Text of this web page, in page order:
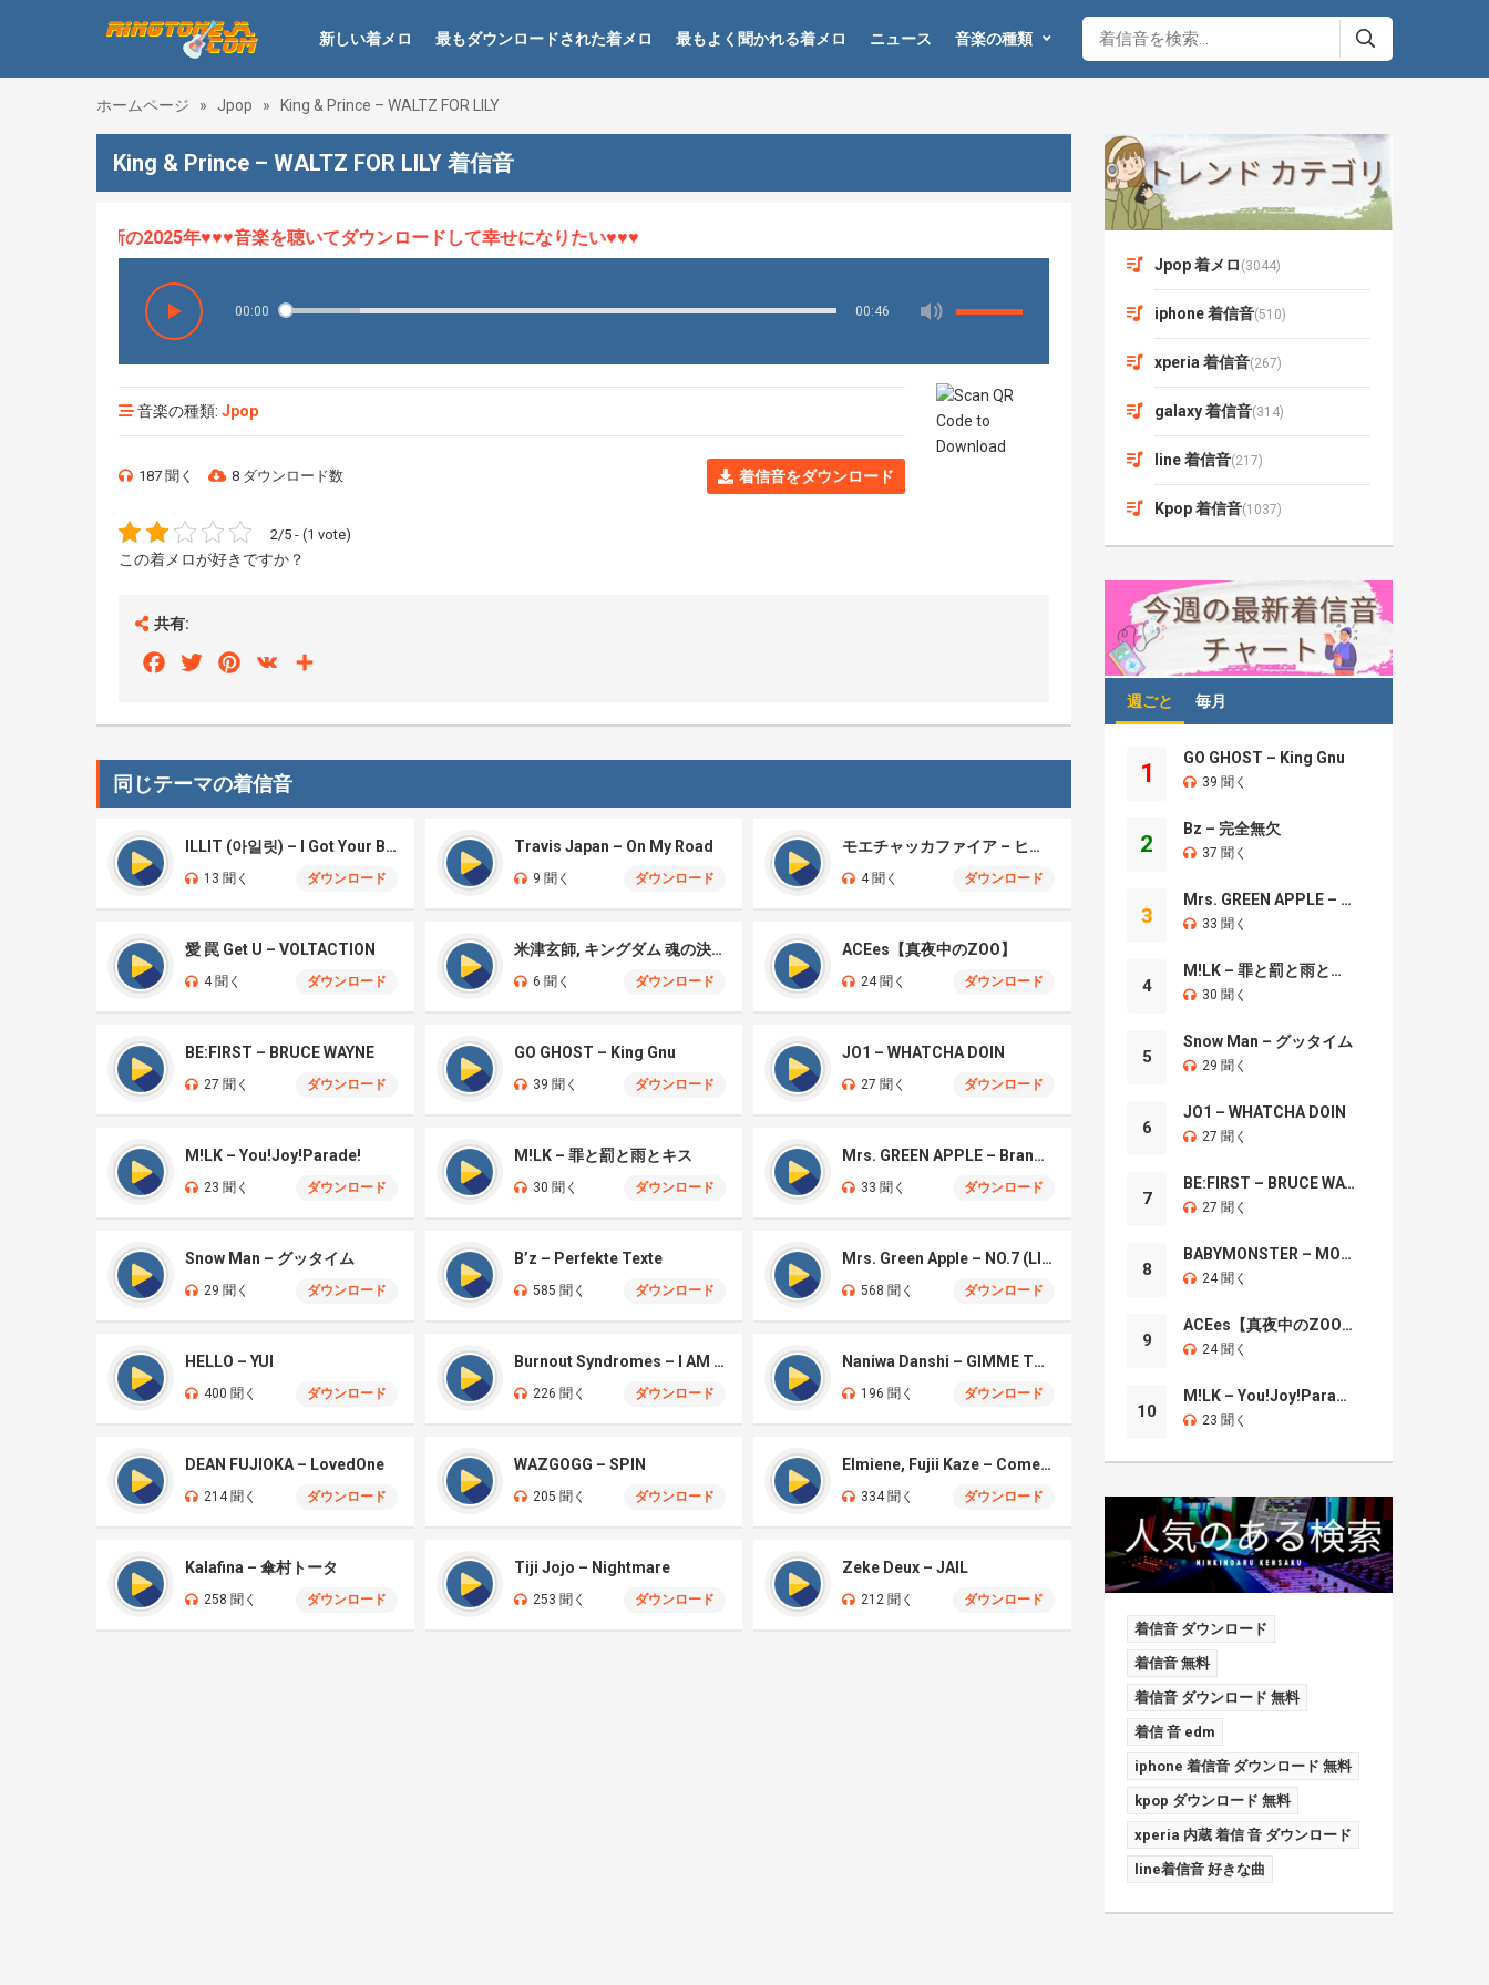
新しい着メロ 最もダウンロードされた着メロ 最もよく聞かれる着メロ ニュース 音楽の種類
ホームページ » Jpop » King & Prince – WALTZ FOR LILY
King & Prince – WALTZ FOR LILY 着信音
、最新の2025年♥♥♥音楽を聴いてダウンロードして幸せになりたい♥♥♥
00:00 00:46
音楽の種類: Jpop
187 聞く 8 ダウンロード数 着信音をダウンロード
2/5 - (1 vote)
この着メロが好きですか？
共有:
FacebookTwitterPinterest
VK
同じテーマの着信音
ILLIT (아일릿) – I Got Your Back
13 聞く ダウンロード
Travis Japan – On My Road
9 聞く ダウンロード
モエチャッカファイア – ヒューゴ、狛野真斗、ライト、セヴェリアン (Cover )
4 聞く ダウンロード
愛 罠 Get U – VOLTACTION
4 聞く ダウンロード
米津玄師, キングダム 魂の決戦 – 公開記念PV
6 聞く ダウンロード
ACEes【真夜中のZOO】
24 聞く ダウンロード
BE:FIRST – BRUCE WAYNE
27 聞く ダウンロード
GO GHOST – King Gnu
39 聞く ダウンロード
JO1 – WHATCHA DOIN
27 聞く ダウンロード
M!LK – You!Joy!Parade!
23 聞く ダウンロード
M!LK – 罪と罰と雨とキス
30 聞く ダウンロード
Mrs. GREEN APPLE – Brand New
33 聞く ダウンロード
Snow Man – グッタイム
29 聞く ダウンロード
B’z – Perfekte Texte
585 聞く ダウンロード
Mrs. Green Apple – NO.7 (LIVE)
568 聞く ダウンロード
HELLO – YUI
400 聞く ダウンロード
Burnout Syndromes – I AM A HERO
226 聞く ダウンロード
Naniwa Danshi – GIMME THE DAY
196 聞く ダウンロード
DEAN FUJIOKA – LovedOne
214 聞く ダウンロード
WAZGOGG – SPIN
205 聞く ダウンロード
Elmiene, Fujii Kaze – Comets Gold
334 聞く ダウンロード
Kalafina – 傘村トータ
258 聞く ダウンロード
Tiji Jojo – Nightmare
253 聞く ダウンロード
Zeke Deux – JAIL
212 聞く ダウンロード
Jpop 着メロ (3044)
iphone 着信音(510)
xperia 着信音(267)
galaxy 着信音(314)
line 着信音(217)
Kpop 着信音(1037)
週ごと 毎月
1
GO GHOST – King Gnu
39 聞く
2
Bz – 完全無欠
37 聞く
3
Mrs. GREEN APPLE – Brand New
33 聞く
4
M!LK – 罪と罰と雨とキス
30 聞く
5
Snow Man – グッタイム
29 聞く
6
JO1 – WHATCHA DOIN
27 聞く
7
BE:FIRST – BRUCE WAYNE
27 聞く
8
BABYMONSTER – MOON
24 聞く
9
ACEes【真夜中のZOO】
24 聞く
10
M!LK – You!Joy!Parade!
23 聞く
着信音 ダウンロード
着信音 無料
着信音 ダウンロード 無料
着信 音 edm
iphone 着信音 ダウンロード 無料
kpop ダウンロード 無料
xperia 内蔵 着信 音 ダウンロード
line着信音 好きな曲